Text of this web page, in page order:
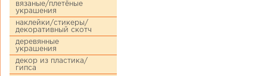
вязаные/плетёные
украшения
наклейки/стикеры/
декоративный скотч
деревянные
украшения
декор из пластика/
гипса